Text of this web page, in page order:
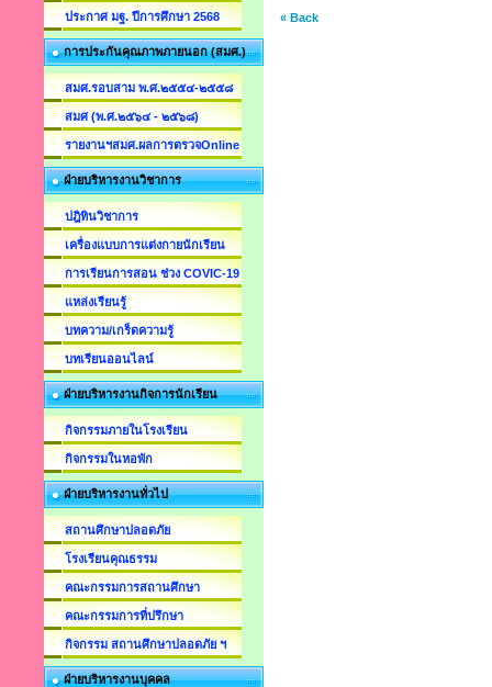
ประกาศ มฐ. ปีการศึกษา 2568
การประกันคุณภาพภายนอก (สมศ.)
สมศ.รอบสาม พ.ศ.๒๕๕๔-๒๕๕๘
สมศ (พ.ศ.๒๕๖๔ - ๒๕๖๘)
รายงานฯสมศ.ผลการตรวจOnline
ฝ่ายบริหารงานวิชาการ
ปฎิทินวิชาการ
เครื่องแบบการแต่งกายนักเรียน
การเรียนการสอน ช่วง COVIC-19
แหล่งเรียนรู้
บทความ/เกร็ดความรู้
บทเรียนออนไลน์
ฝ่ายบริหารงานกิจการนักเรียน
กิจกรรมภายในโรงเรียน
กิจกรรมในหอพัก
ฝ่ายบริหารงานทั่วไป
สถานศึกษาปลอดภัย
โรงเรียนคุณธรรม
คณะกรรมการสถานศึกษา
คณะกรรมการที่ปรึกษา
กิจกรรม สถานศึกษาปลอดภัย ฯ
ฝ่ายบริหารงานบุคคล
« Back